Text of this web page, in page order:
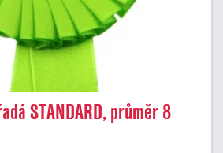
STANDARD, průměr 8